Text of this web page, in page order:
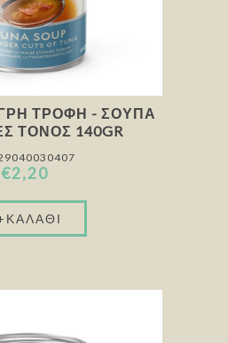
ΤΡΟΦΉ - ΣΟΎΠΑ
ΤΌΝΟΣ 140GR
€2,20